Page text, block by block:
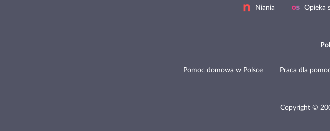
Niania Opieka
Pomoc domowa w Polsce Praca dla
Copyright ©